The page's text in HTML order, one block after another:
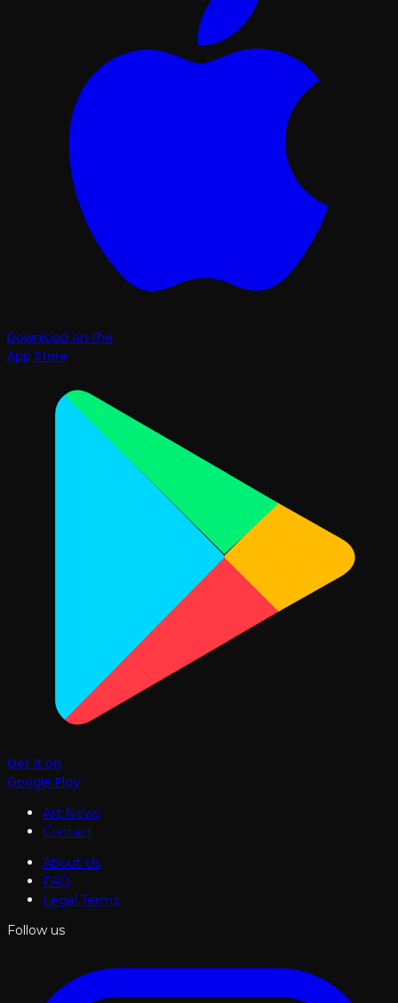
Download on the
App Store
Get it on
Google Play
Art News
Contact
About Us
FAQ
Legal Terms
Follow us